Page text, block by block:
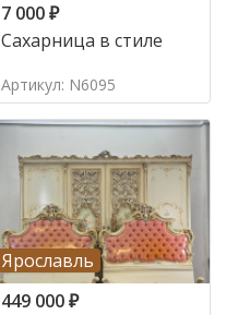
7 000₽
Сахарница в стиле
Артикул: N6095
Ярославль
449 000₽